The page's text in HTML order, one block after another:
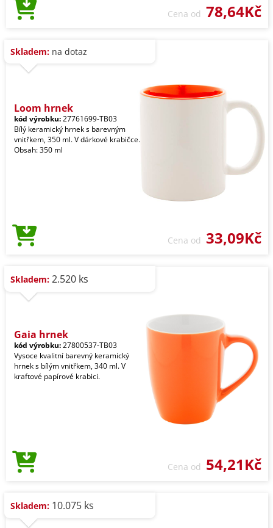
Cena od 78,64Kč
Skladem: na dotaz
Loom hrnek
kód výrobku:27761699-TB03
Bílý keramický hrnek s barevným
vnitřkem, 350 ml. V dárkové krabičce.
Obsah: 350 ml
Cena od 33,09Kč
Skladem: 2.520 ks
Gaia hrnek
kód výrobku:27800537-TB03
Vysoce kvalitní barevný keramický
hrnek s bílým vnitřkem, 340 ml. V
kraftové papírové krabici.
Cena od 54,21Kč
Skladem: 10.075 ks